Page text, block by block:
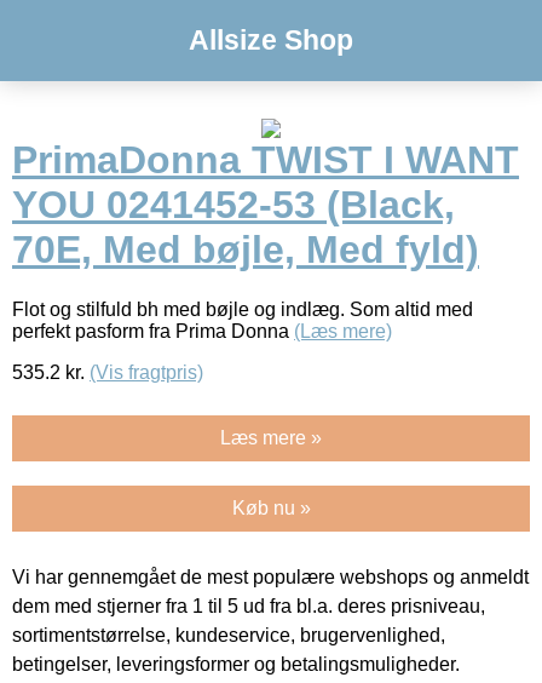
Allsize Shop
PrimaDonna TWIST I WANT
YOU 0241452-53 (Black,
70E, Med bøjle, Med fyld)
Flot og stilfuld bh med bøjle og indlæg. Som altid med
perfekt pasform fra Prima Donna (Læs mere)
535.2 kr. (Vis fragtpris)
Læs mere »
Køb nu »
Vi har gennemgået de mest populære webshops og anmeldt
dem med stjerner fra 1 til 5 ud fra bl.a. deres prisniveau,
sortimentstørrelse, kundeservice, brugervenlighed,
betingelser, leveringsformer og betalingsmuligheder.